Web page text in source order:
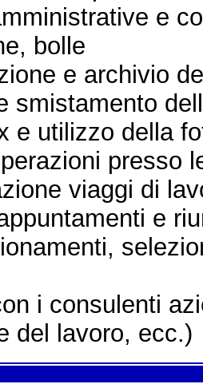
e
bolle
e archivio
smistamento
e utilizzo della
presso
viaggi di
e
i consulenti
del lavoro, ecc.)